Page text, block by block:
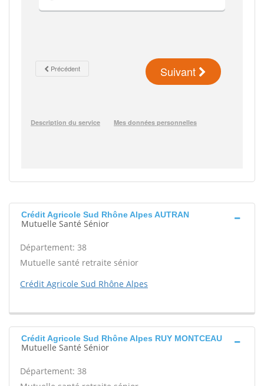
Crédit Agricole Sud Rhône Alpes AUTRAN
Mutuelle Santé Sénior
Département: 38
Mutuelle santé retraite sénior
Crédit Agricole Sud Rhône Alpes
Crédit Agricole Sud Rhône Alpes RUY MONTCEAU
Mutuelle Santé Sénior
Département: 38